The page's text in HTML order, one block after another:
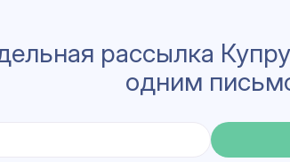
рассылка
одним